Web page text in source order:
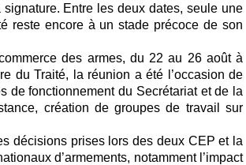
Entre les deux dates, seule une
reste encore à un stade précoce de son
des armes, du 22 au 26 août à
du Traité, la réunion a été l’occasion de
de fonctionnement du Secrétariat et de la
création de groupes de travail sur
décisions prises lors des deux CEP et la
d’armements, notamment l’impact